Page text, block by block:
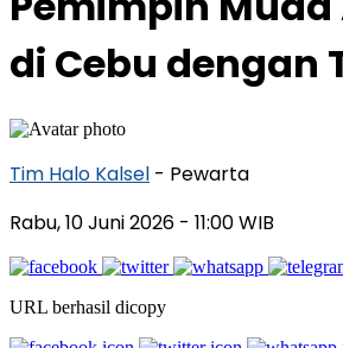
di Cebu dengan
Tim Halo Kalsel - Pewarta
Rabu, 10 Juni 2026 - 11:00 WIB
URL berhasil dicopy